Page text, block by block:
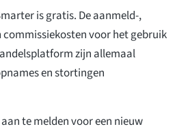
is gratis. De aanmeld-,
voor het gebruik
zijn allemaal
en stortingen
te melden voor een nieuw